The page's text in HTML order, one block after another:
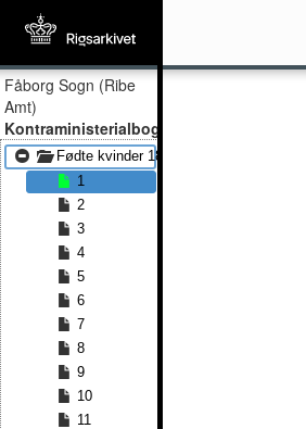
Fåborg Sogn (Ribe
Amt)
Kontraministerialbog
Fødte kvinder 1814 - Fødte kvinder 1825
1
2
3
4
5
6
7
8
9
10
11